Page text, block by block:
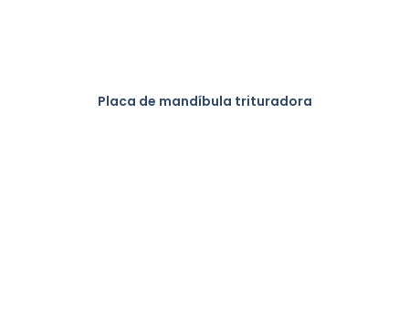
Placa de mandíbula trituradora